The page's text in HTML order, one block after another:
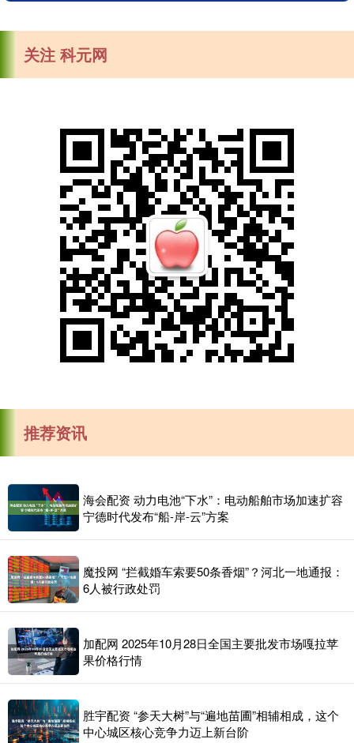
关注 科元网
推荐资讯
海会配资 动力电池“下水”：电动船舶市场加速扩容
宁德时代发布“船-岸-云”方案
魔投网 “拦截婚车索要50条香烟”？河北一地通报：
6人被行政处罚
加配网 2025年10月28日全国主要批发市场嘎拉苹
果价格行情
胜宇配资 “参天大树”与“遍地苗圃”相辅相成，这个
中心城区核心竞争力迈上新台阶